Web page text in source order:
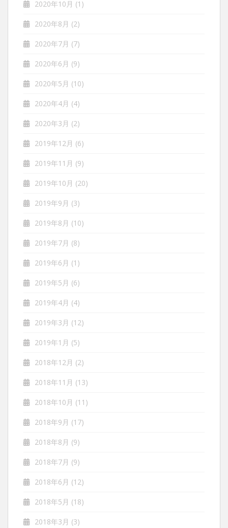
2020年10月 (1)
2020年8月 (2)
2020年7月 (7)
2020年6月 (9)
2020年5月 (10)
2020年4月 (4)
2020年3月 (2)
2019年12月 (6)
2019年11月 (9)
2019年10月 (20)
2019年9月 (3)
2019年8月 (10)
2019年7月 (8)
2019年6月 (1)
2019年5月 (6)
2019年4月 (4)
2019年3月 (12)
2019年1月 (5)
2018年12月 (2)
2018年11月 (13)
2018年10月 (11)
2018年9月 (17)
2018年8月 (9)
2018年7月 (9)
2018年6月 (12)
2018年5月 (18)
2018年3月 (3)